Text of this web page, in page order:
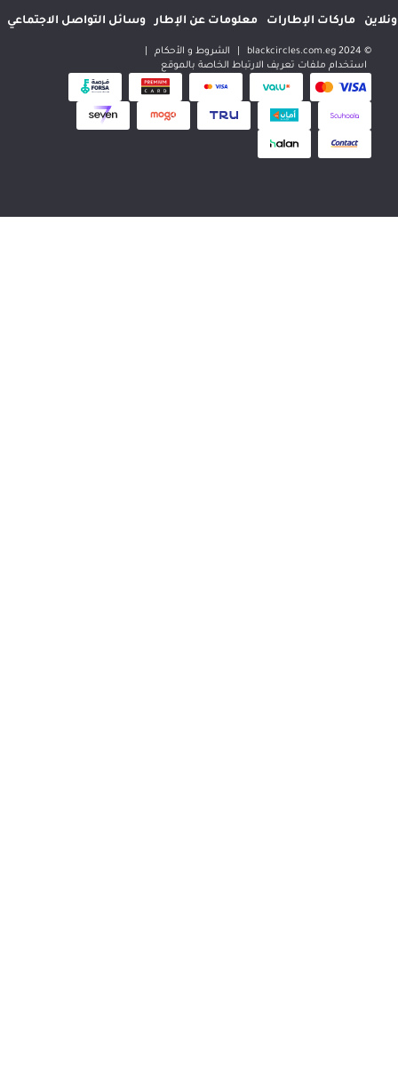
معلومات عن الإطار وسائل التواصل الاجتماعي المواقع الدولية
| الشروط و الأحكام
تعريف الارتباط الخاصة بالموقع